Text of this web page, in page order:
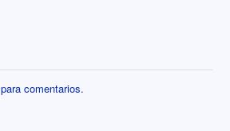
comentarios.